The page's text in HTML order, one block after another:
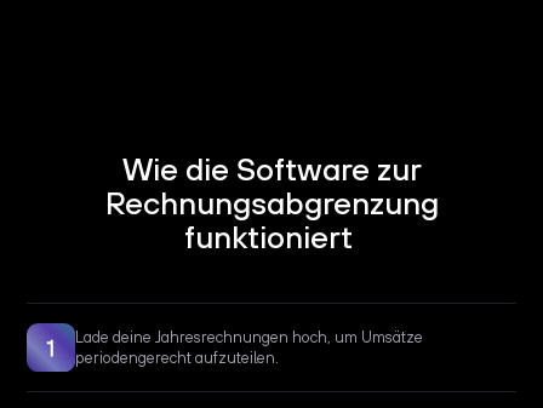
Wie die Software zur
Rechnungsabgrenzung
funktioniert
Lade deine Jahresrechnungen hoch, um Umsätze
periodengerecht aufzuteilen.